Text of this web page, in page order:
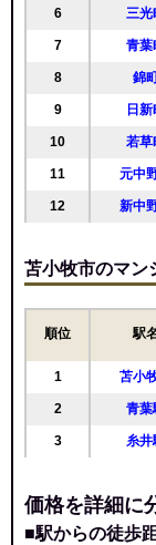
住所 北
交通 青葉
相場
プリンスハ
住所 北
交通 苫小
相場
6 三光
7 青葉
8 錦
9 日新
10 若草
11 元中
12 新中
苫小牧市のマン
順位 駅
1 苫小
2 青葉
3 糸井
価格を詳細に
■駅からの徒歩